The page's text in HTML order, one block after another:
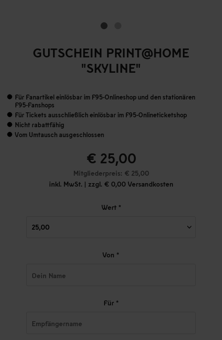
GUTSCHEIN PRINT@HOME
"SKYLINE"
Für Fanartikel einlösbar im F95-Onlineshop und den stationären
F95-Fanshops
Für Tickets ausschließlich einlösbar im F95-Onlineticketshop
Nicht rabattfähig
Vom Umtausch ausgeschlossen
€ 25,00
Mitgliederpreis: € 25,00
inkl. MwSt. | zzgl. € 0,00 Versandkosten
Wert *
Von *
Für *